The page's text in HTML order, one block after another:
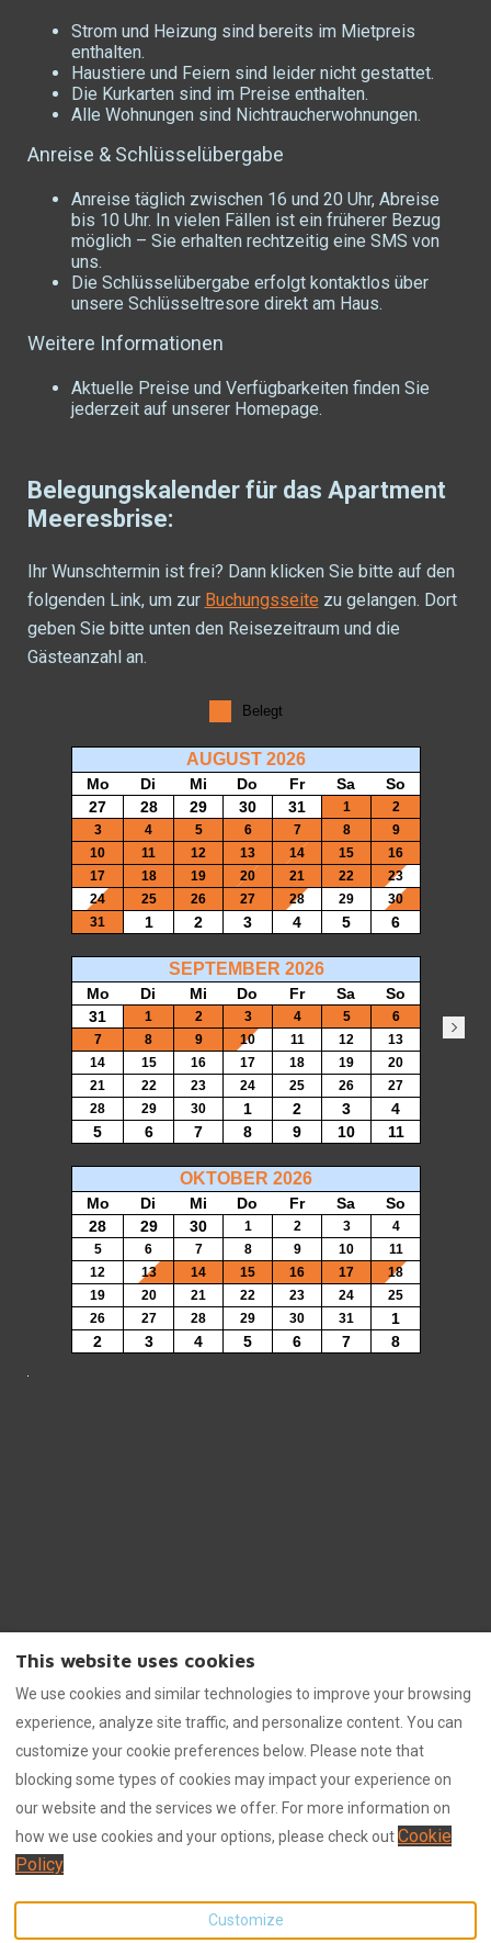
Strom und Heizung sind bereits im Mietpreis
enthalten.
Haustiere und Feiern sind leider nicht gestattet.
Die Kurkarten sind im Preise enthalten.
Alle Wohnungen sind Nichtraucherwohnungen.
Anreise & Schlüsselübergabe
Anreise täglich zwischen 16 und 20 Uhr, Abreise
bis 10 Uhr. In vielen Fällen ist ein früherer Bezug
möglich – Sie erhalten rechtzeitig eine SMS von
uns.
Die Schlüsselübergabe erfolgt kontaktlos über
unsere Schlüsseltresore direkt am Haus.
Weitere Informationen
Aktuelle Preise und Verfügbarkeiten finden Sie
jederzeit auf unserer Homepage.
Belegungskalender für das Apartment
Meeresbrise:
Ihr Wunschtermin ist frei? Dann klicken Sie bitte auf den
folgenden Link, um zur Buchungsseite zu gelangen. Dort
geben Sie bitte unten den Reisezeitraum und die
Gästeanzahl an.
imprint
Rental conditions
Data protection
0160 - 94 66 07 31
Dünenstraße 57a, Seebad
Ahlbeck, Mecklenburg-
Vorpommern, Germany
rights reserved- Powered
by Lodgify
This website uses cookies
We use cookies and similar technologies to improve your browsing
experience, analyze site traffic, and personalize content. You can
customize your cookie preferences below. Please note that
blocking some types of cookies may impact your experience on
our website and the services we offer. For more information on
how we use cookies and your options, please check outCookie
Policy
Customize